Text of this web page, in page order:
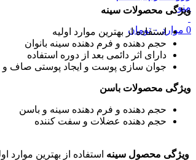
منو
0 موارد ۰ تومان
ویژگی محصولات سینه
استفاده از بهترین موارد اولیه
حجم دهنده و فرم دهنده سینه بانوان
دارای اثر دائمی بعد از دوره استفاده
جوان سازی پوست و ایجاد پوستی صاف
ویژگی محصولات باسن
حجم دهنده و فرم دهنده سینه و باسن
حجم دهنده عضلات و سفت کننده
ویژگی محصول سینه استفاده از بهترین